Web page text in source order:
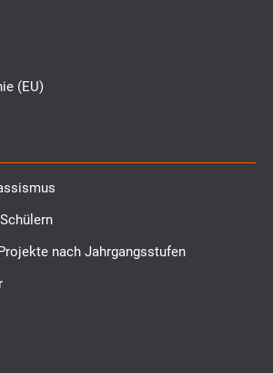
(EU)
nach Jahrgangsstufen